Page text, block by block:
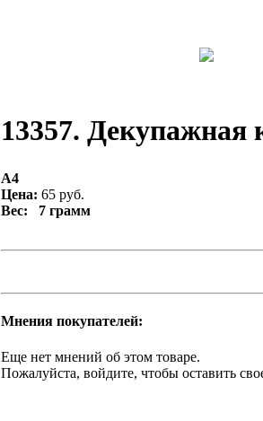
13357. Декупажная
А4
Цена: 65 руб.
Вес: 7 грамм
Мнения покупателей:
Еще нет мнений об этом товаре.
Пожалуйста, войдите, чтобы оставить